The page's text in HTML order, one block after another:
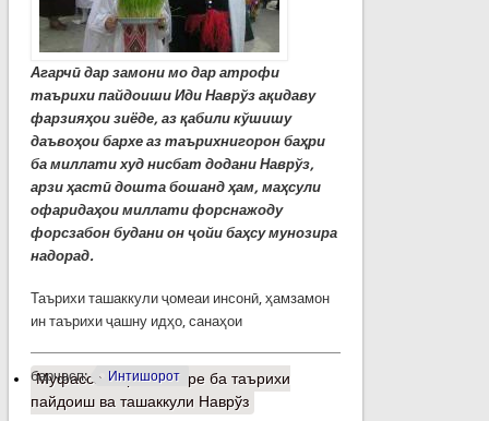
Агарчӣ дар замони мо дар атрофи
таърихи пайдоиши Иди Наврўз ақидаву
фарзияҳои зиёде, аз қабили кўшишу
даъвоҳои бархе аз таърихнигорон баҳри
ба миллати худ нисбат додани Наврўз,
арзи ҳастӣ дошта бошанд ҳам, маҳсули
офаридаҳои миллати форснажоду
форсзабон будани он ҷойи баҳсу мунозира
надорад.
Таърихи ташаккули ҷомеаи инсонӣ, ҳамзамон
ин таърихи ҷашну идҳо, санаҳои
барчасп: Интишорот
Муфассалтаро Назаре ба таърихи
пайдоиш ва ташаккули Наврўз